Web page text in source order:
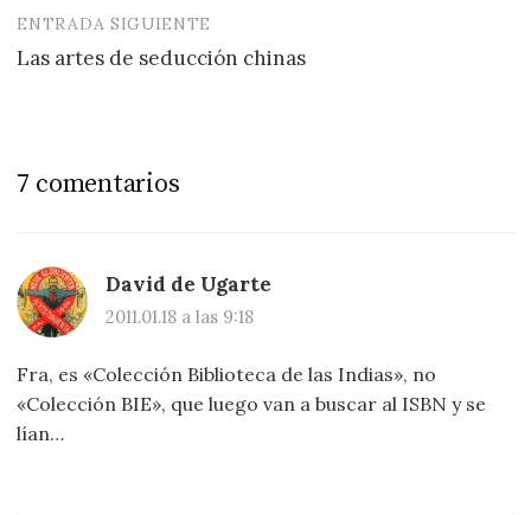
entradas
ENTRADA SIGUIENTE
Las artes de seducción chinas
7 comentarios
David de Ugarte
2011.01.18 a las 9:18
Fra, es «Colección Biblioteca de las Indias», no
«Colección BIE», que luego van a buscar al ISBN y se
lían…